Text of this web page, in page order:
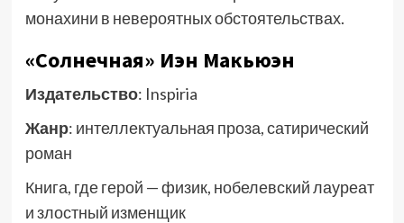
монахини в невероятных обстоятельствах.
«Солнечная» Иэн Макьюэн
Издательство: Inspiria
Жанр: интеллектуальная проза, сатирический
роман
Книга, где герой — физик, нобелевский лауреат
и злостный изменщик